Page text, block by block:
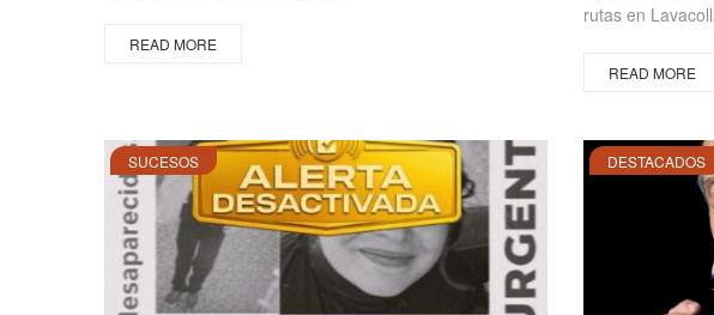
READ MORE
rutas en
READ MORE
SUCESOS DESTACADOS